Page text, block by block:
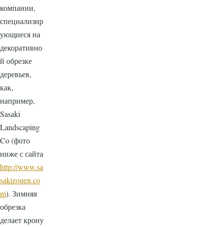
компании,
специализир
ующиеся на
декоративно
й обрезке
деревьев,
как,
например,
Sasaki
Landscaping
Co (фото
ниже с сайта
http://www.sa
sakizouen.co
m). Зимняя
обрезка
делает крону